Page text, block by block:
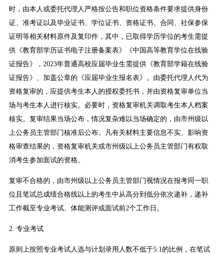
时，由本人或委托代理人严格按公告和职位资格条件要求提供身份
证、准考证以及毕业证书、学位证书、资格证书、合同、社保参保
证明等相关材料原件及复印件，其中，已取得学历学位的考生需提
供《教育部学历证书电子注册备案表》《中国高等教育学位在线验
证报告》，2023年普通高校应届毕业生需提供《教育部学籍在线验
证报告》、加盖公章的《应届毕业生报名表》。由委托代理人代为
资格复审的，应提供考生本人的授权委托书，并由资格复审单位当
场与考生本人进行核实。必要时，资格复审机关调取考生本人档案
核实。复审结果当场公布，情况复杂难以当场确定的，由市州级以
上公务员主管部门核准后公布。凡有关材料主要信息不实、影响资
格审查结果的，资格复审机关或市州级以上公务员主管部门有权取
消考生参加面试的资格。
复审不合格的，由市州级以上公务员主管部门视情况在报考同一职
位且笔试总成绩合格线以上的考生中从高分到低分依次递补，递补
工作截至专业考试、体能测评或面试前2个工作日。
2. 专业考试
原则上按照专业考试人选与计划录用人数不低于5:1的比例，在笔试